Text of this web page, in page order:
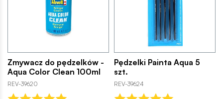
Zmywacz do pędzelków -
Aqua Color Clean 100ml
REV-39620
Pędzelki Painta Aqua 5
szt.
REV-39624